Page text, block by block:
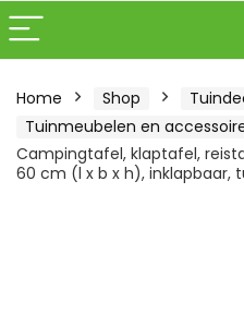
Home Shop
Tuinmeubelen en
Campingtafel, klaptafel,
60 cm (l x b x h), inklapbaar,